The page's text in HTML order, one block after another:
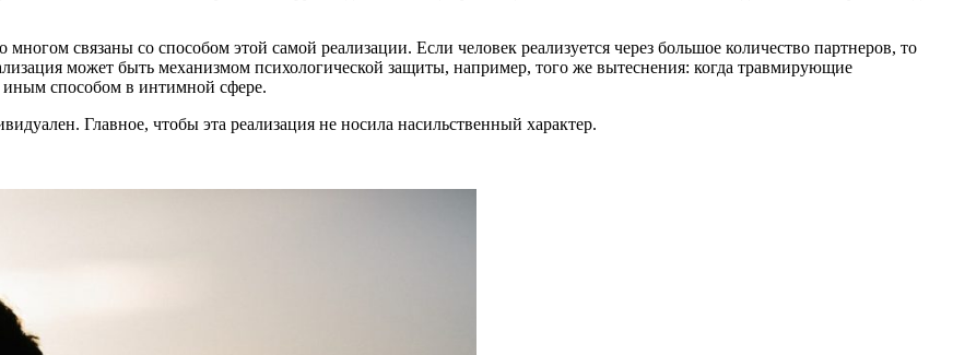
связаны со способом этой самой реализации. Если человек реализуется через большое количество партнеров, то
может быть механизмом психологической защиты, например, того же вытеснения: когда травмирующие
иным способом в интимной сфере.
Главное, чтобы эта реализация не носила насильственный характер.